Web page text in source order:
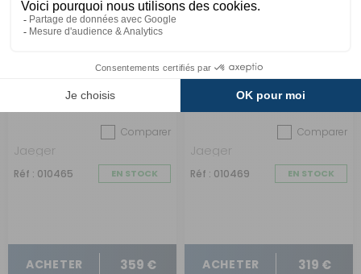
Faisceau 13 broche pour
Mercedesd Sprinter
Comparer
Jaeger
Réf : 010465 EN STOCK
ACHETER 359 €
Faisceau 13 broches
pour VW T6.1 sans pré-
câblage de novembre
Comparer
Jaeger
Réf : 010469 EN STOCK
ACHETER 319 €